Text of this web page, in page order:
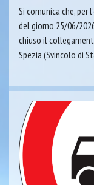
Si comunica che, per
del giorno 25/06/
chiuso il
Spezia (Svincolo di